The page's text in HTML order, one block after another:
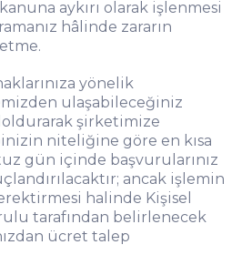
aykırı olarak işlenmesi
hâlinde zararın
yönelik
ulaşabileceğiniz
şirketimize
niteliğine göre en kısa
gün içinde başvurularınız
ancak işlemin
halinde Kişisel
tarafından belirlenecek
ücret talep